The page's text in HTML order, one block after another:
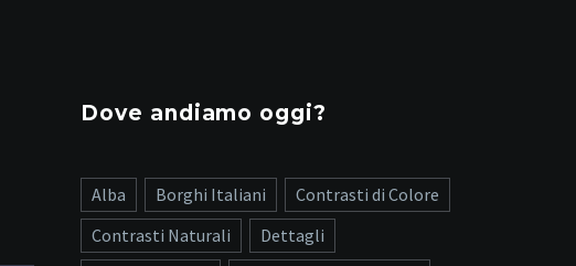
Dove andiamo oggi?
Alba Borghi Italiani
Contrasti di Colore
Contrasti Naturali
Dettagli